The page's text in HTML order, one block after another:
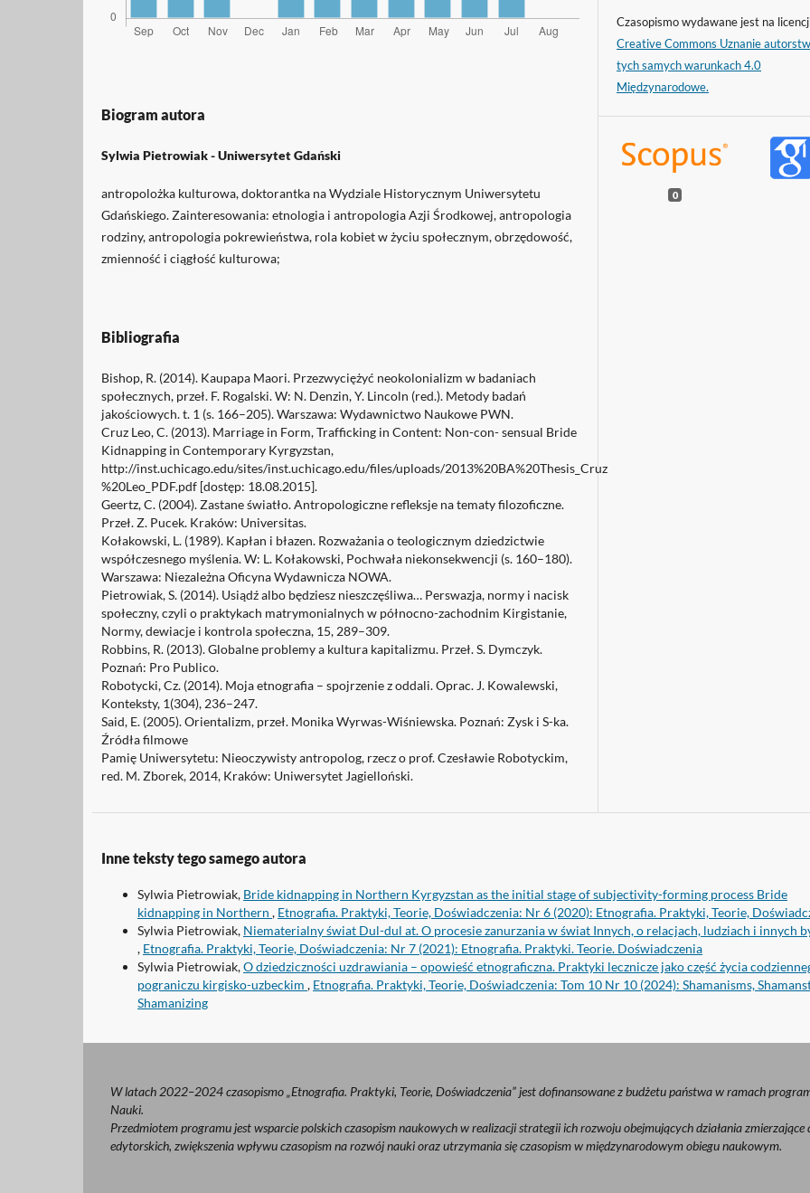
Biogram autora
Sylwia Pietrowiak -Uniwersytet Gdański
antropolożka kulturowa, doktorantka na Wydziale Historycznym Uniwersytetu
Gdańskiego. Zainteresowania: etnologia i antropologia Azji Środkowej, antropologia
rodziny, antropologia pokrewieństwa, rola kobiet w życiu społecznym, obrzędowość,
zmienność i ciągłość kulturowa;
Bibliografia
Bishop, R. (2014). Kaupapa Maori. Przezwyciężyć neokolonializm w badaniach
społecznych, przeł. F. Rogalski. W: N. Denzin, Y. Lincoln (red.). Metody badań
jakościowych. t. 1 (s. 166–205). Warszawa: Wydawnictwo Naukowe PWN.
Cruz Leo, C. (2013). Marriage in Form, Trafficking in Content: Non-con- sensual Bride
Kidnapping in Contemporary Kyrgyzstan,
http://inst.uchicago.edu/sites/inst.uchicago.edu/files/uploads/2013%20BA%20Thesis_Cruz
%20Leo_PDF.pdf [dostęp: 18.08.2015].
Geertz, C. (2004). Zastane światło. Antropologiczne refleksje na tematy filozoficzne.
Przeł. Z. Pucek. Kraków: Universitas.
Kołakowski, L. (1989). Kapłan i błazen. Rozważania o teologicznym dziedzictwie
współczesnego myślenia. W: L. Kołakowski, Pochwała niekonsekwencji (s. 160–180).
Warszawa: Niezależna Oficyna Wydawnicza NOWA.
Pietrowiak, S. (2014). Usiądź albo będziesz nieszczęśliwa… Perswazja, normy i nacisk
społeczny, czyli o praktykach matrymonialnych w północno-zachodnim Kirgistanie,
Normy, dewiacje i kontrola społeczna, 15, 289–309.
Robbins, R. (2013). Globalne problemy a kultura kapitalizmu. Przeł. S. Dymczyk.
Poznań: Pro Publico.
Robotycki, Cz. (2014). Moja etnografia – spojrzenie z oddali. Oprac. J. Kowalewski,
Konteksty, 1(304), 236–247.
Said, E. (2005). Orientalizm, przeł. Monika Wyrwas-Wiśniewska. Poznań: Zysk i S-ka.
Źródła filmowe
Pamię Uniwersytetu: Nieoczywisty antropolog, rzecz o prof. Czesławie Robotyckim,
red. M. Zborek, 2014, Kraków: Uniwersytet Jagielloński.
Czasopismo wydawane jest na
Creative Commons Uznanie
tych samych warunkach 4.0
Międzynarodowe.
0
Inne teksty tego samego autora
Sylwia Pietrowiak, Bride kidnapping in Northern Kyrgyzstan as the initial stage of subjectivity-forming process Bride
kidnapping in Northern , Etnografia. Praktyki, Teorie, Doświadczenia: Nr 6 (2020): Etnografia. Praktyki, Teorie,
Sylwia Pietrowiak, Niematerialny świat Dul-dul at. O procesie zanurzania w świat Innych, o relacjach, ludziach i innych
, Etnografia. Praktyki, Teorie, Doświadczenia: Nr 7 (2021): Etnografia. Praktyki. Teorie. Doświadczenia
Sylwia Pietrowiak,O dziedziczności uzdrawiania – opowieść etnograficzna. Praktyki lecznicze jako część życia
pograniczu kirgisko-uzbeckim , Etnografia. Praktyki, Teorie, Doświadczenia: Tom 10 Nr 10 (2024): Shamanisms,
Shamanizing
W latach 2022–2024 czasopismo „Etnografia. Praktyki, Teorie, Doświadczenia” jest dofinansowane z budżetu państwa w ramach
Nauki.
Przedmiotem programu jest wsparcie polskich czasopism naukowych w realizacji strategii ich rozwoju obejmujących działania
edytorskich, zwiększenia wpływu czasopism na rozwój nauki oraz utrzymania się czasopism w międzynarodowym obiegu naukowym.